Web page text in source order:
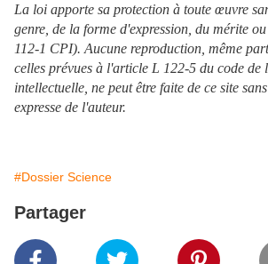
La loi apporte sa protection à toute œuvre
genre, de la forme d'expression, du mérite
112-1 CPI). Aucune reproduction, même
celles prévues à l'article L 122-5 du code de
intellectuelle, ne peut être faite de ce site
expresse de l'auteur.
#Dossier Science
Partager